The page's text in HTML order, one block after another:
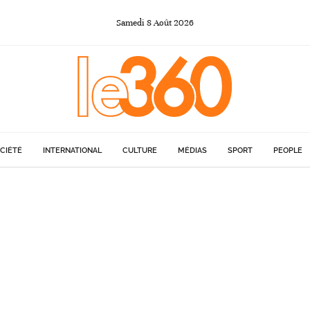
Samedi 8Août2026
INTERNATIONAL CULTURE MÉDIAS SPORT PEOPLE